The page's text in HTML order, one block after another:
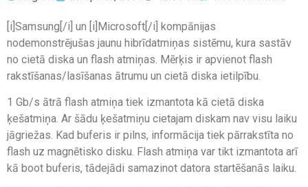
[i]Samsung[/i] un [i]Microsoft[/i] kompānijas
nodemonstrējušas jaunu hibrīdatmiņas sistēmu, kura sastāv
no cietā diska un flash atmiņas. Mērķis ir apvienot flash
rakstīšanas/lasīšanas ātrumu un cietā diska ietilpību.
1 Gb/s ātrā flash atmiņa tiek izmantota kā cietā diska
ķešatmiņa. Ar šādu ķešatmiņu cietajam diskam nav visu laiku
jāgriežas. Kad buferis ir pilns, informācija tiek pārrakstīta no
flash uz magnētisko disku. Flash atmiņa var tikt izmantota arī
kā boot buferis, tādejādi samazinot datora startēšanās laiku.